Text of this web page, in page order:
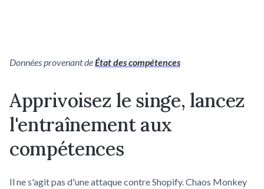
Données provenant de État des compétences
Apprivoisez le singe, lancez
l'entraînement aux
compétences
Il ne s'agit pas d'une attaque contre Shopify. Chaos Monkey